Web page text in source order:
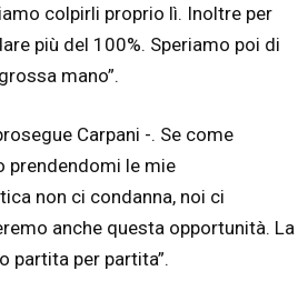
colpirli proprio lì. Inoltre per
più del 100%. Speriamo poi di
mano”.
Carpani -. Se come
prendendomi le mie
non ci condanna, noi ci
anche questa opportunità. La
partita per partita”.